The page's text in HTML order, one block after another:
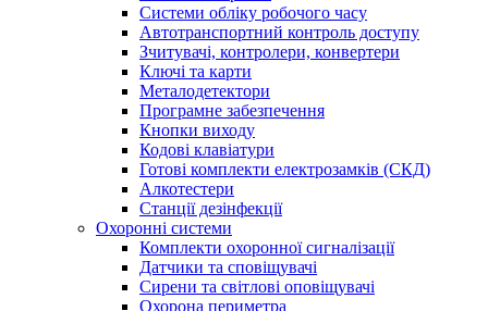
Системи обліку робочого часу
Автотранспортний контроль доступу
Зчитувачі, контролери, конвертери
Ключі та карти
Металодетектори
Програмне забезпечення
Кнопки виходу
Кодові клавіатури
Готові комплекти електрозамків (СКД)
Алкотестери
Станції дезінфекції
Охоронні системи
Комплекти охоронної сигналізації
Датчики та сповіщувачі
Сирени та світлові оповіщувачі
Охорона периметра